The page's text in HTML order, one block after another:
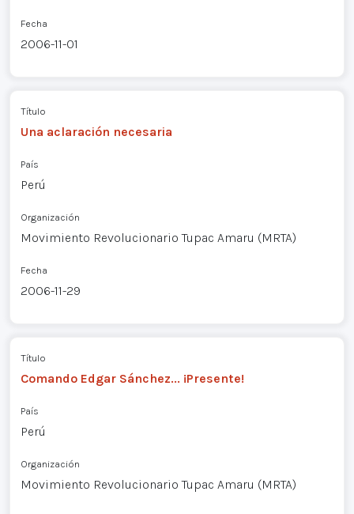
Fecha
2006-11-01
Título
Una aclaración necesaria
País
Perú
Organización
Movimiento Revolucionario Tupac Amaru (MRTA)
Fecha
2006-11-29
Título
Comando Edgar Sánchez... ¡Presente!
País
Perú
Organización
Movimiento Revolucionario Tupac Amaru (MRTA)